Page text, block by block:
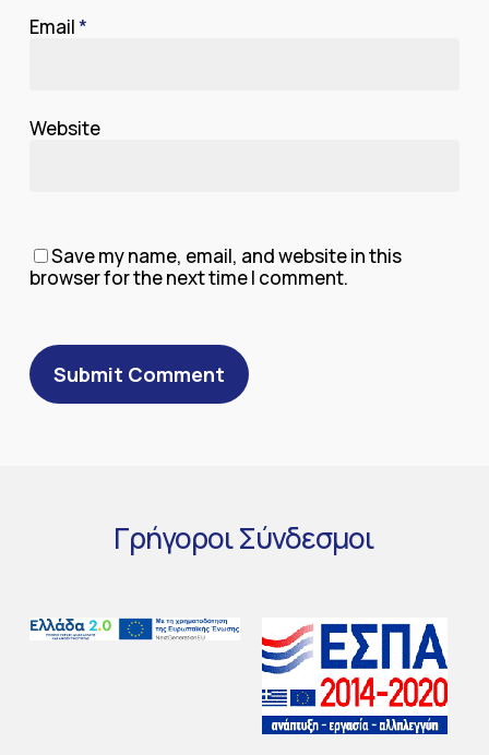
Email*
Website
Save my name, email, and website in this
browser for the next time I comment.
ΓρήγοροιΣύνδεσμοι